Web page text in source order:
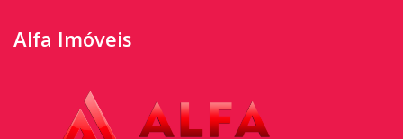
Alfa Imóveis